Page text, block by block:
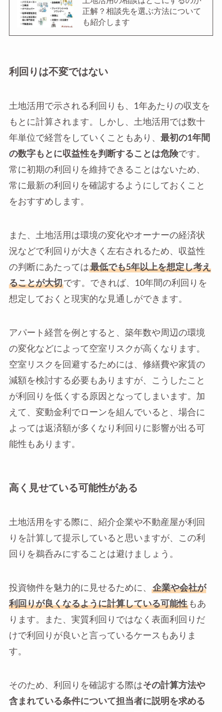
正解？相談先を選ぶ方法について
も紹介します
利回りは不変ではない
土地活用で示される利回りも、1年あたりの収支を
もとに計算されます。しかし、土地活用では数十
年単位で経営をしていくこともあり、 最初の1年間
の数字もとに収益性を判断することは危険です。
常に初期の利回りを維持できることはないため、
常に最新の利回りを確認するようにしておくこと
をおすすめします。
また、土地活用は環境の変化やオーナーの経済状
況などで利回りが大きく左右されるため、収益性
の判断にあたっては最低でも5年以上を想定し考え
ることが大切です。できれば、10年間の利回りを
想定しておくと現実的な見通しができます。
アパート経営を例とすると、築年数や周辺の環境
の変化などによって空室リスクが高くなります。
空室リスクを回避するためには、修繕費や家賃の
減額を検討する必要もありますが、こうしたこと
が利回りを低くする原因となってしまいます。加
えて、変動金利でローンを組んでいると、場合に
よっては返済額が多くなり利回りに影響が出る可
能性もあります。
高く見せている可能性がある
土地活用をする際に、紹介企業や不動産屋が利回
りを計算して提示していると思いますが、この利
回りを鵜呑みにすることは避けましょう。
投資物件を魅力的に見せるために、
企業や会社が
利回りが良くなるように計算している可能性もあ
ります。また、実質利回りではなく表面利回りだ
けで利回りが良いと言っているケースもありま
す。
そのため、利回りを確認する際はその計算方法や
含まれている条件について担当者に説明を求める